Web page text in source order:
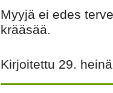
Myyjä ei edes
krääsää.
Kirjoitettu 29.